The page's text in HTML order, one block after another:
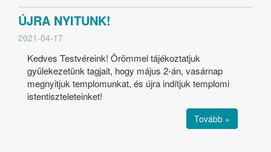
ÚJRA NYITUNK!
2021-04-17
Kedves Testvéreink! Örömmel tájékoztatjuk
gyülekezetünk tagjait, hogy május 2-án, vasárnap
megnyitjuk templomunkat, és újra indítjuk templomi
istentiszteleteinket!
Tovább »